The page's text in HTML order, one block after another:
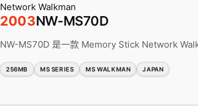
Network Walkman
2003NW-MS70D
NW-MS70D 是一款 Memory Stick Network
256MB MS SERIES MS WALKMAN JAPAN